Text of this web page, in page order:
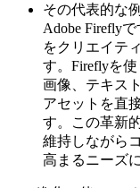
その代表的な
Adobe Firefly
をクリエイテ
す。Fireflyを
画像、テキス
アセットを直
す。この革新
維持しながら
高まるニーズ